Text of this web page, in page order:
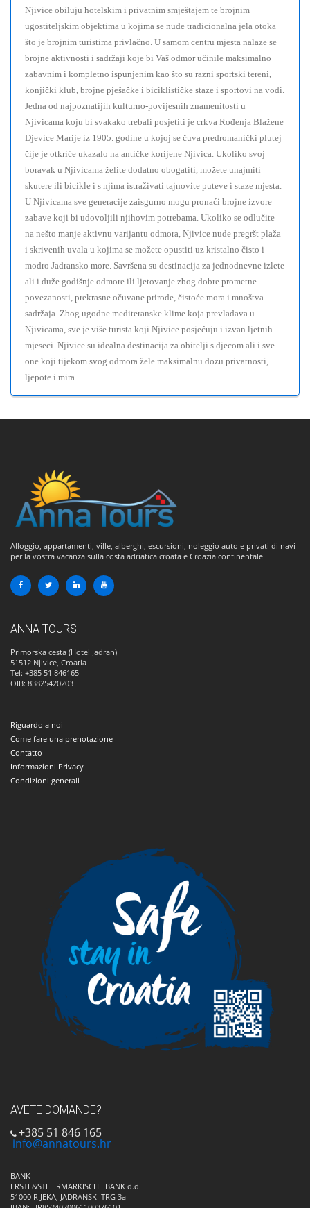
Njivice obiluju hotelskim i privatnim smještajem te brojnim
ugostiteljskim objektima u kojima se nude tradicionalna jela otoka
što je brojnim turistima privlačno. U samom centru mjesta nalaze se
brojne aktivnosti i sadržaji koje bi Vaš odmor učinile maksimalno
zabavnim i kompletno ispunjenim kao što su razni sportski tereni,
konjički klub, brojne pješačke i biciklističke staze i sportovi na vodi.
Jedna od najpoznatijih kulturno-povijesnih znamenitosti u
Njivicama koju bi svakako trebali posjetiti je crkva Rođenja Blažene
Djevice Marije iz 1905. godine u kojoj se čuva predromanički plutej
čije je otkriće ukazalo na antičke korijene Njivica. Ukoliko svoj
boravak u Njivicama želite dodatno obogatiti, možete unajmiti
skutere ili bicikle i s njima istraživati tajnovite puteve i staze mjesta.
U Njivicama sve generacije zaisgurno mogu pronaći brojne izvore
zabave koji bi udovoljili njihovim potrebama. Ukoliko se odlučite
na nešto manje aktivnu varijantu odmora, Njivice nude pregršt plaža
i skrivenih uvala u kojima se možete opustiti uz kristalno čisto i
modro Jadransko more. Savršena su destinacija za jednodnevne izlete
ali i duže godišnje odmore ili ljetovanje zbog dobre prometne
povezanosti, prekrasne očuvane prirode, čistoće mora i mnoštva
sadržaja. Zbog ugodne mediteranske klime koja prevladava u
Njivicama, sve je više turista koji Njivice posjećuju i izvan ljetnih
mjeseci. Njivice su idealna destinacija za obitelji s djecom ali i sve
one koji tijekom svog odmora žele maksimalnu dozu privatnosti,
ljepote i mira.
Alloggio, appartamenti, ville, alberghi, escursioni, noleggio auto e privati di navi
per la vostra vacanza sulla costa adriatica croata e Croazia continentale
ANNA TOURS
Primorska cesta (Hotel Jadran)
51512 Njivice, Croatia
Tel: +385 51 846165
OIB: 83825420203
Riguardo a noi
Come fare una prenotazione
Contatto
Informazioni Privacy
Condizioni generali
AVETE DOMANDE?
+385 51 846 165
info@annatours.hr
BANK
ERSTE&STEIERMARKISCHE BANK d.d.
51000 RIJEKA, JADRANSKI TRG 3a